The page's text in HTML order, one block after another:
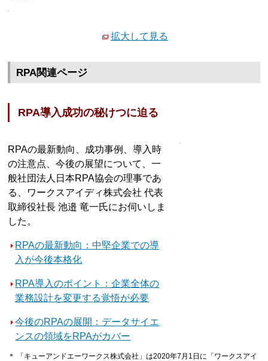
拡大して見る
RPA関連ページ
RPA導入成功の秘けつに迫る
RPAの最新動向、成功事例、導入時
の注意点、今後の展望について、一
般社団法人日本RPA協会の理事であ
る、ワークスアイディ株式会社 代表
取締役社長 池邉 竜一氏にお伺いしま
した。
RPAの最新動向：中堅企業での導
入が今後本格化
RPA導入のポイント：企業全体の
業務設計を変更する覚悟が必要
今後のRPAの展開：データサイエ
ンスの領域をRPAがカバー
＊ 「キューアンドエーワークス株式会社」は2020年7月1日に「ワークスアイ